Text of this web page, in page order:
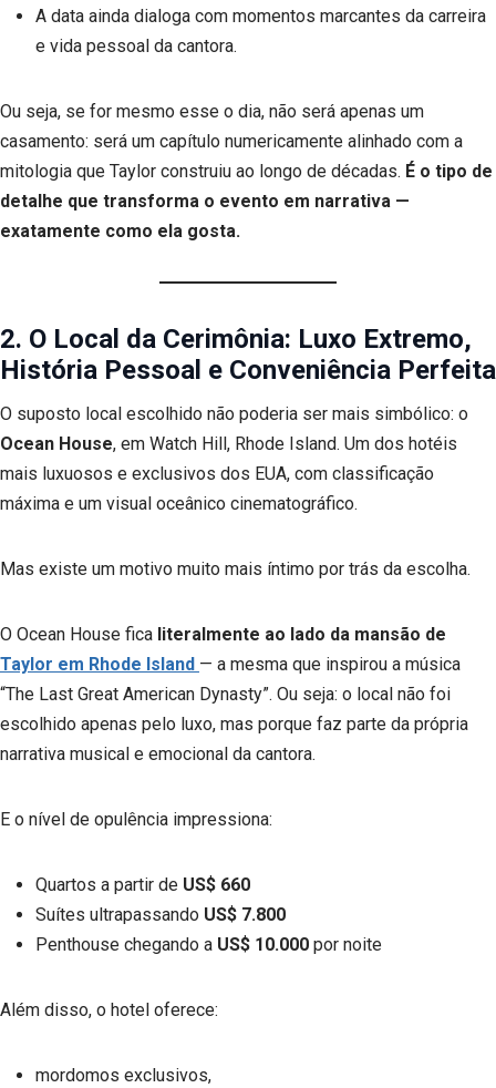
A data ainda dialoga com momentos marcantes da carreira
e vida pessoal da cantora.
Ou seja, se for mesmo esse o dia, não será apenas um
casamento: será um capítulo numericamente alinhado com a
mitologia que Taylor construiu ao longo de décadas. É o tipo de
detalhe que transforma o evento em narrativa —
exatamente como ela gosta.
2. O Local da Cerimônia: Luxo Extremo,
História Pessoal e Conveniência Perfeita
O suposto local escolhido não poderia ser mais simbólico: o
Ocean House, em Watch Hill, Rhode Island. Um dos hotéis
mais luxuosos e exclusivos dos EUA, com classificação
máxima e um visual oceânico cinematográfico.
Mas existe um motivo muito mais íntimo por trás da escolha.
O Ocean House fica literalmente ao lado da mansão de
Taylor em Rhode Island — a mesma que inspirou a música
“The Last Great American Dynasty”. Ou seja: o local não foi
escolhido apenas pelo luxo, mas porque faz parte da própria
narrativa musical e emocional da cantora.
E o nível de opulência impressiona:
Quartos a partir de US$ 660
Suítes ultrapassando US$ 7.800
Penthouse chegando a US$ 10.000 por noite
Além disso, o hotel oferece:
mordomos exclusivos,